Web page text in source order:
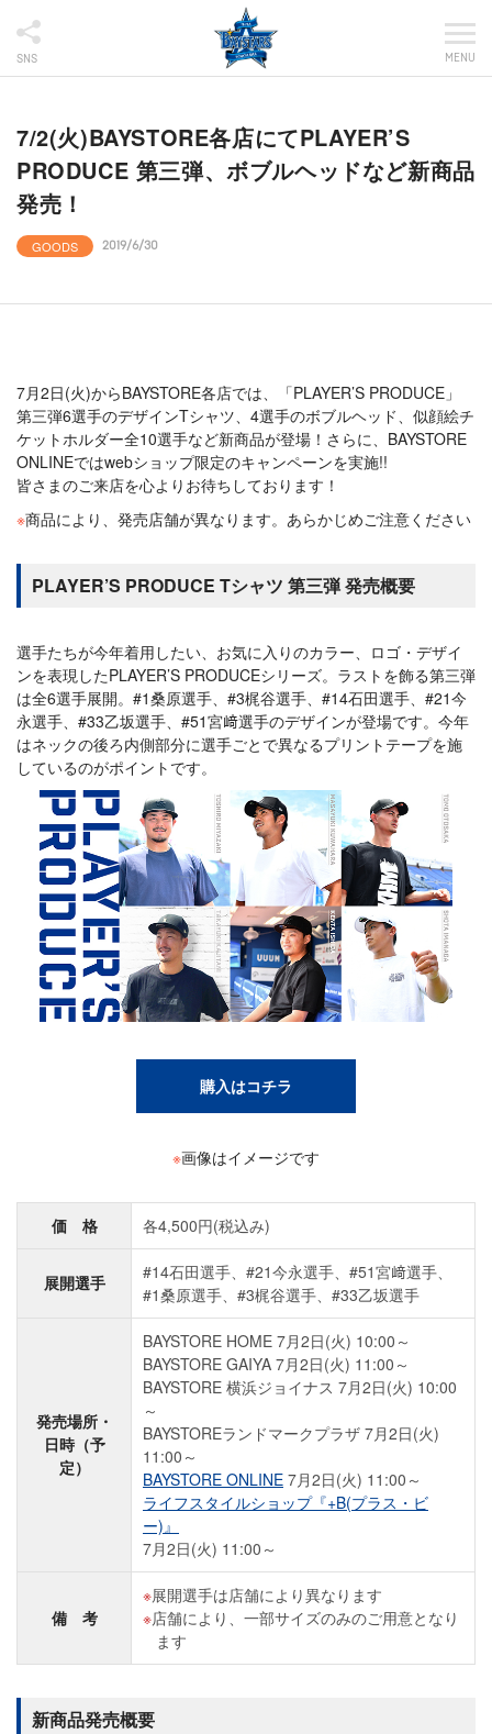
SNS MENU
7/2(火)BAYSTORE各店にてPLAYER’S
PRODUCE 第三弾、ボブルヘッドなど新商品
発売！
GOODS 2019/6/30
7月2日(火)からBAYSTORE各店では、「PLAYER’S PRODUCE」
第三弾6選手のデザインTシャツ、4選手のボブルヘッド、似顔絵チ
ケットホルダー全10選手など新商品が登場！さらに、BAYSTORE
ONLINEではwebショップ限定のキャンペーンを実施!!
皆さまのご来店を心よりお待ちしております！
※商品により、発売店舗が異なります。あらかじめご注意ください
PLAYER’S PRODUCE Tシャツ 第三弾 発売概要
選手たちが今年着用したい、お気に入りのカラー、ロゴ・デザイ
ンを表現したPLAYER’S PRODUCEシリーズ。ラストを飾る第三弾
は全6選手展開。#1桑原選手、#3梶谷選手、#14石田選手、#21今
永選手、#33乙坂選手、#51宮﨑選手のデザインが登場です。今年
はネックの後ろ内側部分に選手ごとで異なるプリントテープを施
しているのがポイントです。
購入はコチラ
※画像はイメージです
価 格 各4,500円(税込み)
展開選手
#14石田選手、#21今永選手、#51宮﨑選手、
#1桑原選手、#3梶谷選手、#33乙坂選手
発売場所・
日時（予
定）
BAYSTORE HOME 7月2日(火) 10:00～
BAYSTORE GAIYA 7月2日(火) 11:00～
BAYSTORE 横浜ジョイナス 7月2日(火) 10:00
～
BAYSTOREランドマークプラザ 7月2日(火)
11:00～
BAYSTORE ONLINE 7月2日(火) 11:00～
ライフスタイルショップ『+B(プラス・ビ
ー)』
7月2日(火) 11:00～
備 考
展開選手は店舗により異なります
店舗により、一部サイズのみのご用意となり
ます
新商品発売概要